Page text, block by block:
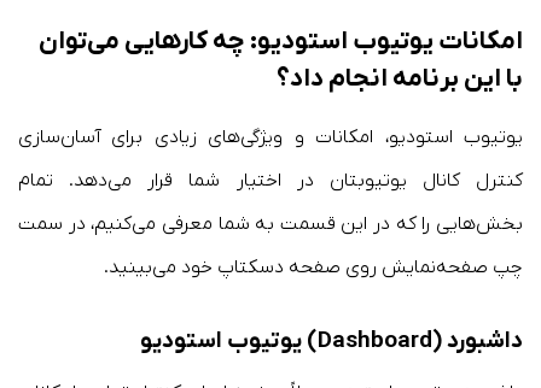
امکانات یوتیوب استودیو: چه کارهایی می‌توان
با این برنامه انجام داد؟
یوتیوب استودیو، امکانات و ویژگی‌های زیادی برای آسان‌سازی
کنترل کانال یوتیوبتان در اختیار شما قرار می‌دهد. تمام
بخش‌هایی را که در این قسمت به شما معرفی می‌کنیم، در سمت
چپ صفحه‌نمایش روی صفحه دسکتاپ خود می‌بینید.
داشبورد (Dashboard) یوتیوب استودیو